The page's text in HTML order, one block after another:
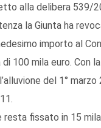
alla delibera 539/
la Giunta ha
importo al
100 mila euro. Con
del 1°
fissato in 15